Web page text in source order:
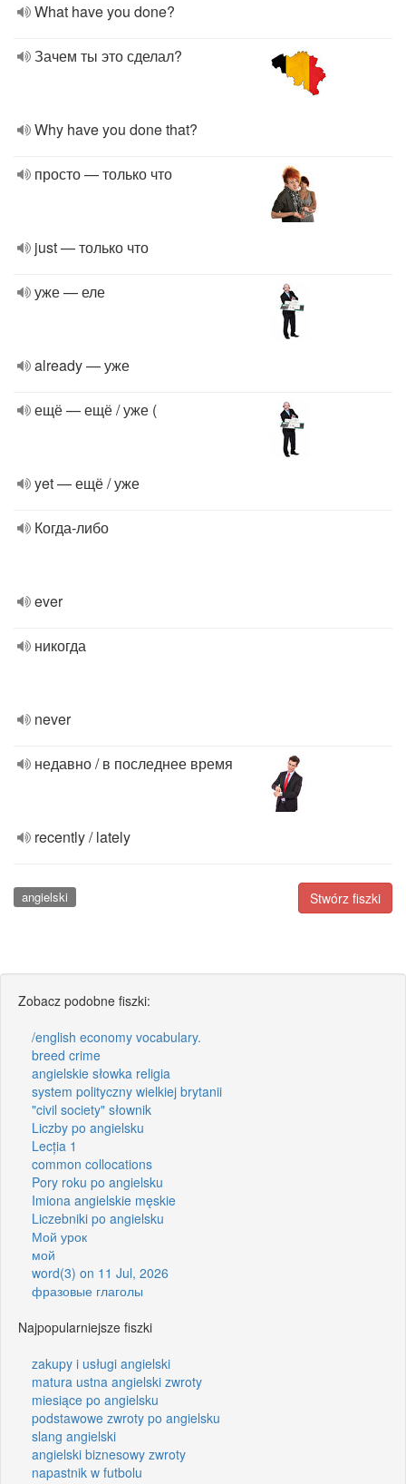
What have you done?
Зачем ты это сделал?
Why have you done that?
просто — только что
just — только что
уже — еле
already — уже
ещё — ещё / уже (
yet — ещё / уже
Когда-либо
ever
никогда
never
недавно / в последнее время
recently / lately
Stwórz fiszki
angielski
Zobacz podobne fiszki:
/english economy vocabulary.
breed crime
angielskie słowka religia
system polityczny wielkiej brytanii
"civil society" słownik
Liczby po angielsku
Lecția 1
common collocations
Pory roku po angielsku
Imiona angielskie męskie
Liczebniki po angielsku
Мой урок
мой
word(3) on 11 Jul, 2026
фразовые глаголы
Najpopularniejsze fiszki
zakupy i usługi angielski
matura ustna angielski zwroty
miesiące po angielsku
podstawowe zwroty po angielsku
slang angielski
angielski biznesowy zwroty
napastnik w futbolu